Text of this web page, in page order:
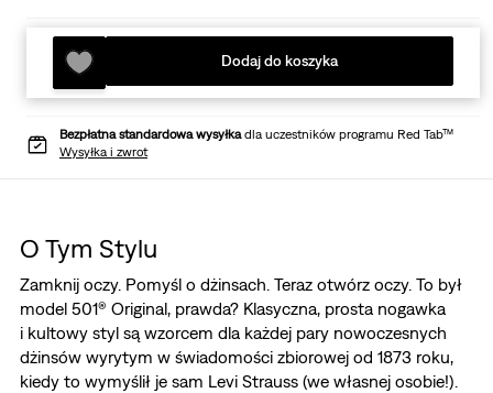
Dodaj do koszyka
Bezpłatna standardowa wysyłkadla uczestników programu Red Tab™
Wysyłka i zwrot
O Tym Stylu
Zamknij oczy. Pomyśl o dżinsach. Teraz otwórz oczy. To był
model 501® Original, prawda? Klasyczna, prosta nogawka
i kultowy styl są wzorcem dla każdej pary nowoczesnych
dżinsów wyrytym w świadomości zbiorowej od 1873 roku,
kiedy to wymyślił je sam Levi Strauss (we własnej osobie!).